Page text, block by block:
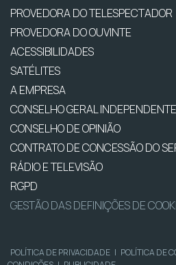
PROVEDORA DO TELESPECTADOR
PROVEDORA DO OUVINTE
ACESSIBILIDADES
SATÉLITES
A EMPRESA
CONSELHO GERAL INDEPENDENTE
CONSELHO DE OPINIÃO
CONTRATO DE CONCESSÃO DO
RÁDIO E TELEVISÃO
RGPD
GESTÃO DAS DEFINIÇÕES DE
POLÍTICA DE PRIVACIDADE | POLÍTICA DE